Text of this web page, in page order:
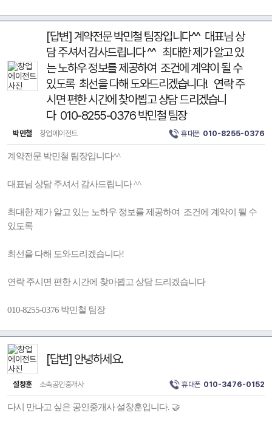
[답변] 계약전문 박민철 팀장입니다^^ 대표님 상
담 주셔서 감사드립니다 ^^ 최대한 제가 알고 있
는 노하우 정보를 제공하여 조건에 계약이 될 수
있도록 최선을 다해 도와드리겠습니다! 연락 주
시면 편한 시간에 찾아뵙고 상담 드리겠습니
다 010-8255-0376 박민철 팀장
박민철 창업에이전트 휴대폰 010-8255-0376
계약전문 박민철 팀장입니다^^
대표님 상담 주셔서 감사드립니다 ^^
최대한 제가 알고 있는 노하우 정보를 제공하여 조건에 계약이 될 수
있도록
최선을 다해 도와드리겠습니다!
연락 주시면 편한 시간에 찾아뵙고 상담 드리겠습니다
010-8255-0376 박민철 팀장
[답변] 안녕하세요.
설창훈 소속공인중개사 휴대폰 010-3476-0152
다시 만나고 싶은 공인중개사 설창훈입니다. 🤝